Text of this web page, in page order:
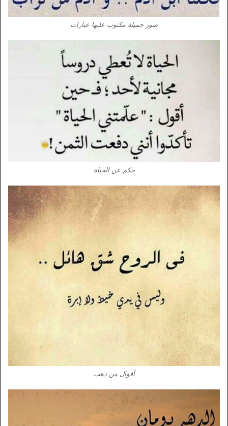
صور جميلة مكتوب عليها عبارات
حكم عن الحياة
أقوال من ذهب